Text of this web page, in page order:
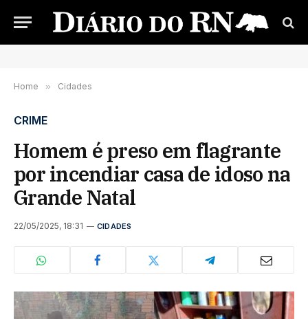
Home » Cidades
CRIME
Homem é preso em flagrante
por incendiar casa de idoso na
Grande Natal
22/05/2025, 18:31 CIDADES